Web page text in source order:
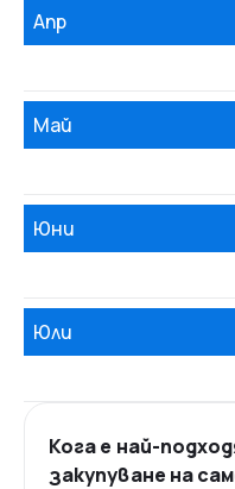
Апр
Май
Юни
Юли
Кога е най-
закупуване на